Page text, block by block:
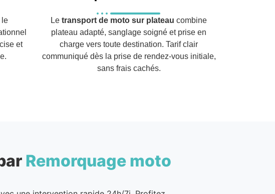
le
et
Le transport de moto sur plateau combine
plateau adapté, sanglage soigné et prise en
charge vers toute destination. Tarif clair
communiqué dès la prise de rendez-vous initiale,
sans frais cachés.
Remorquage moto